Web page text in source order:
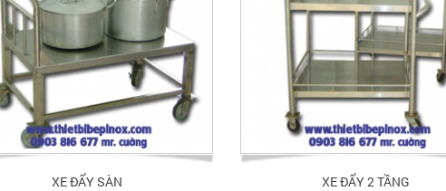
XE ĐẨY SÀN
XE ĐẨY 2 TẦNG